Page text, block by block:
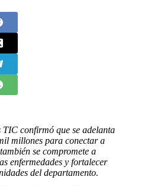
confirmó que se adelanta
millones para conectar a
se compromete a
enfermedades y fortalecer
del departamento.